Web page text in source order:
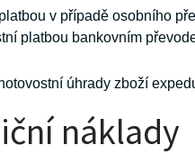
v případě osobního
platbou bankovním
úhrady zboží
náklady